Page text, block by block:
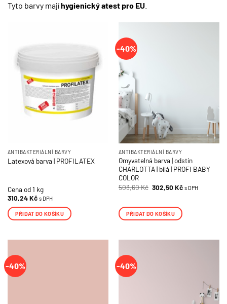
Tyto barvy majíhygienický atest pro EU
ANTIBAKTERIÁLNÍ BARVY
Latexová barva | PROFILATEX
Cena od 1 kg
310,24Kč s DPH
PŘIDAT DO KOŠÍKU
-40%
ANTIBAKTERIÁLNÍ BARVY
Omyvatelná barva | odstín
CHARLOTTA | bílá | PROFI BABY
COLOR
503,60Kč Původní
cena
503,60 Kč.
302,50KčAktuální
s DPH
PŘIDAT DO KOŠÍKU
-40% -40%